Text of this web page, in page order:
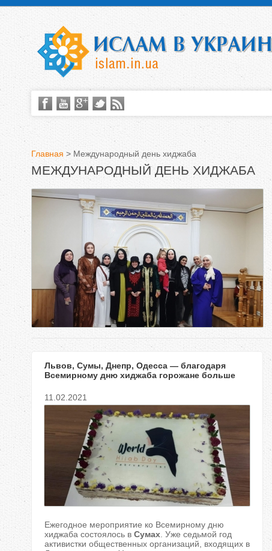
В
ы
ь
Главная > Международный день хиджаба
МЕЖДУНАРОДНЫЙ ДЕНЬ ХИДЖАБА
Львов, Сумы, Днепр, Одесса — благодаря
Всемирному дню хиджаба горожане больше
11.02.2021
Ежегодное мероприятие ко Всемирному дню
хиджаба состоялось в Сумах . Уже седьмой год
активистки общественных организаций, входящих в